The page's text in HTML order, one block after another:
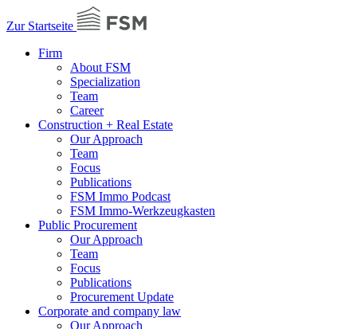
Zur Startseite
Firm
About FSM
Specialization
Team
Career
Construction + Real Estate
Our Approach
Team
Focus
Publications
FSM Immo Podcast
FSM Immo-Werkzeugkasten
Public Procurement
Our Approach
Team
Focus
Publications
Procurement Update
Corporate and company law
Our Approach